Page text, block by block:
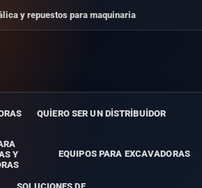
y repuestos para maquinaria
QUİERO SER UN DİSTRİBUİDOR
Y
EQUIPOS PARA EXCAVADORAS